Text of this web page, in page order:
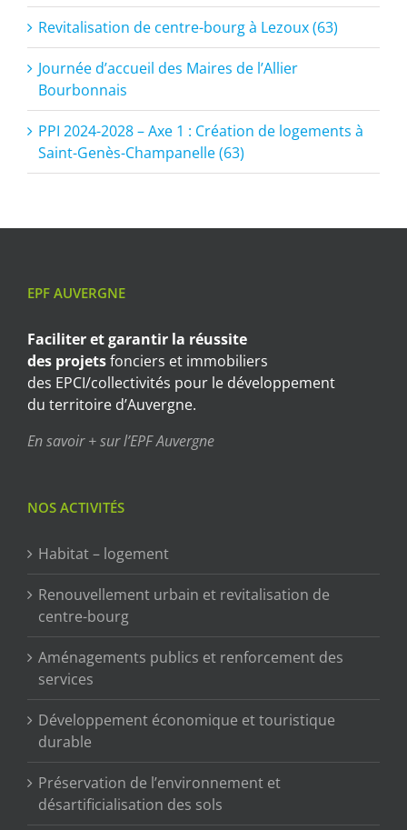
Revitalisation de centre-bourg à Lezoux (63)
Journée d’accueil des Maires de l’Allier
Bourbonnais
PPI 2024-2028 – Axe 1 : Création de logements à
Saint-Genès-Champanelle (63)
EPF AUVERGNE
Faciliter et garantir la réussite
des projetsfonciers et immobiliers
des EPCI/collectivités pour le développement
du territoire d’Auvergne.
En savoir + sur l’EPF Auvergne
NOS ACTIVITÉS
Habitat – logement
Renouvellement urbain et revitalisation de
centre-bourg
Aménagements publics et renforcement des
services
Développement économique et touristique
durable
Préservation de l’environnement et
désartificialisation des sols